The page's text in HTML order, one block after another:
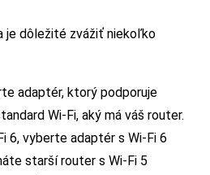
je dôležité zvážiť niekoľko
adaptér, ktorý podporuje
Wi-Fi, aký má váš router.
6, vyberte adaptér s Wi-Fi 6
starší router s Wi-Fi 5